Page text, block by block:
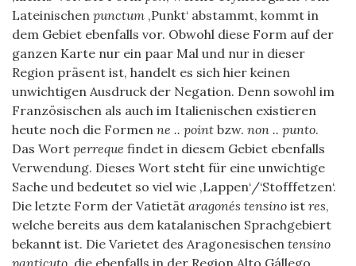
Lateinischen punctum ‚Punkt‘ abstammt, kommt in
dem Gebiet ebenfalls vor. Obwohl diese Form auf der
ganzen Karte nur ein paar Mal und nur in dieser
Region präsent ist, handelt es sich hier keinen
unwichtigen Ausdruck der Negation. Denn sowohl im
Französischen als auch im Italienischen existieren
heute noch die Formen ne .. point bzw. non .. punto.
Das Wort perreque findet in diesem Gebiet ebenfalls
Verwendung. Dieses Wort steht für eine unwichtige
Sache und bedeutet so viel wie ‚Lappen‘/‘Stofffetzen‘.
Die letzte Form der Vatietät aragonés tensino ist res,
welche bereits aus dem katalanischen Sprachgebiert
bekannt ist. Die Varietet des Aragonesischen tensino
panticuto , die ebenfalls in der Region Alto Gállego